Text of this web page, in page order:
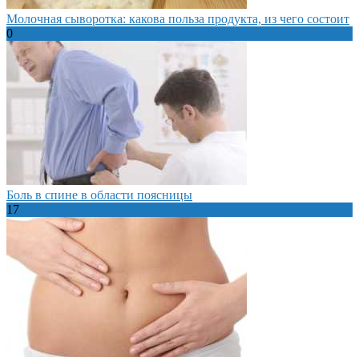
Молочная сыворотка: какова польза продукта, из чего состоит
0
Боль в спине в области поясницы
17